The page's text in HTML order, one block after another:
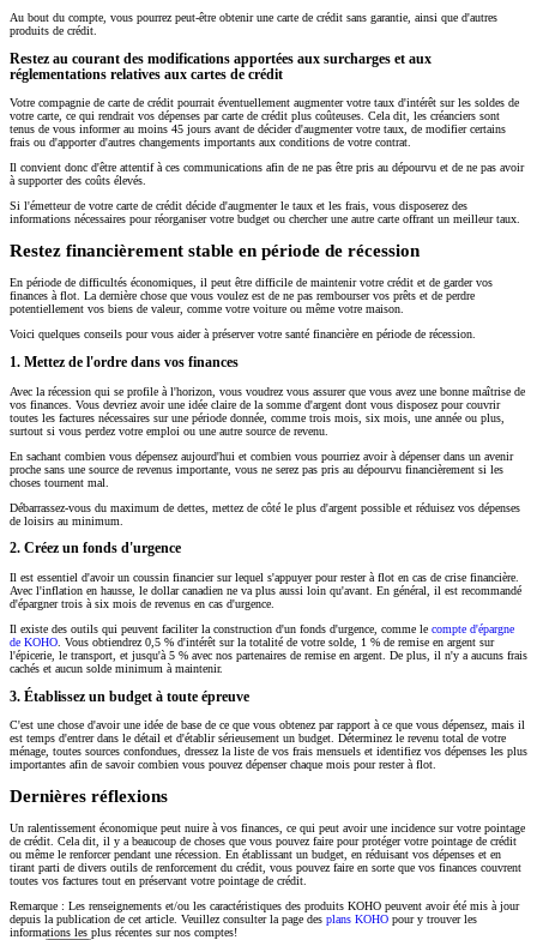
Au bout du compte, vous pourrez peut-être obtenir une carte de crédit sans garantie, ainsi que d'autres
produits de crédit.
Restez au courant des modifications apportées aux surcharges et aux
réglementations relatives aux cartes de crédit
Votre compagnie de carte de crédit pourrait éventuellement augmenter votre taux d'intérêt sur les soldes de
votre carte, ce qui rendrait vos dépenses par carte de crédit plus coûteuses. Cela dit, les créanciers sont
tenus de vous informer au moins 45 jours avant de décider d'augmenter votre taux, de modifier certains
frais ou d'apporter d'autres changements importants aux conditions de votre contrat.
Il convient donc d'être attentif à ces communications afin de ne pas être pris au dépourvu et de ne pas avoir
à supporter des coûts élevés.
Si l'émetteur de votre carte de crédit décide d'augmenter le taux et les frais, vous disposerez des
informations nécessaires pour réorganiser votre budget ou chercher une autre carte offrant un meilleur taux.
Restez financièrement stable en période de récession
En période de difficultés économiques, il peut être difficile de maintenir votre crédit et de garder vos
finances à flot. La dernière chose que vous voulez est de ne pas rembourser vos prêts et de perdre
potentiellement vos biens de valeur, comme votre voiture ou même votre maison.
Voici quelques conseils pour vous aider à préserver votre santé financière en période de récession.
1. Mettez de l'ordre dans vos finances
Avec la récession qui se profile à l'horizon, vous voudrez vous assurer que vous avez une bonne maîtrise de
vos finances. Vous devriez avoir une idée claire de la somme d'argent dont vous disposez pour couvrir
toutes les factures nécessaires sur une période donnée, comme trois mois, six mois, une année ou plus,
surtout si vous perdez votre emploi ou une autre source de revenu.
En sachant combien vous dépensez aujourd'hui et combien vous pourriez avoir à dépenser dans un avenir
proche sans une source de revenus importante, vous ne serez pas pris au dépourvu financièrement si les
choses tournent mal.
Débarrassez-vous du maximum de dettes, mettez de côté le plus d'argent possible et réduisez vos dépenses
de loisirs au minimum.
2. Créez un fonds d'urgence
Il est essentiel d'avoir un coussin financier sur lequel s'appuyer pour rester à flot en cas de crise financière.
Avec l'inflation en hausse, le dollar canadien ne va plus aussi loin qu'avant. En général, il est recommandé
d'épargner trois à six mois de revenus en cas d'urgence.
Il existe des outils qui peuvent faciliter la construction d'un fonds d'urgence, comme le compte d'épargne
de KOHO . Vous obtiendrez 0,5 % d'intérêt sur la totalité de votre solde, 1 % de remise en argent sur
l'épicerie, le transport, et jusqu'à 5 % avec nos partenaires de remise en argent. De plus, il n'y a aucuns frais
cachés et aucun solde minimum à maintenir.
3. Établissez un budget à toute épreuve
C'est une chose d'avoir une idée de base de ce que vous obtenez par rapport à ce que vous dépensez, mais il
est temps d'entrer dans le détail et d'établir sérieusement un budget. Déterminez le revenu total de votre
ménage, toutes sources confondues, dressez la liste de vos frais mensuels et identifiez vos dépenses les plus
importantes afin de savoir combien vous pouvez dépenser chaque mois pour rester à flot.
Dernières réflexions
Un ralentissement économique peut nuire à vos finances, ce qui peut avoir une incidence sur votre pointage
de crédit. Cela dit, il y a beaucoup de choses que vous pouvez faire pour protéger votre pointage de crédit
ou même le renforcer pendant une récession. En établissant un budget, en réduisant vos dépenses et en
tirant parti de divers outils de renforcement du crédit, vous pouvez faire en sorte que vos finances couvrent
toutes vos factures tout en préservant votre pointage de crédit.
Remarque : Les renseignements et/ou les caractéristiques des produits KOHO peuvent avoir été mis à jour
depuis la publication de cet article. Veuillez consulter la page des plans KOHO pour y trouver les
informations les plus récentes sur nos comptes!